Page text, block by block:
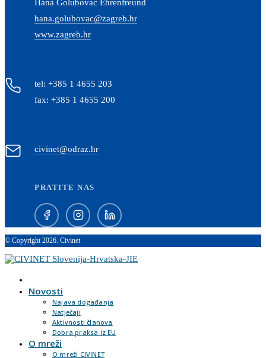
Hana Golubovac Ehrenfreund
hana.golubovac@zagreb.hr
www.zagreb.hr
tel: +385 1 4655 203
fax: +385 1 4655 200
civinet@odraz.hr
PRATITE NAS
© Copyright 2026. Civinet
Novosti
Najava događanja
Natječaji
Aktivnosti članova
Dobra praksa iz EU
O mreži
O mreži CIVINET